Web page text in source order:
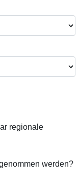
regionale
werden?